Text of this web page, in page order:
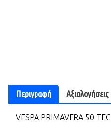
Περιγραφή
VESPA PRIMAVERA 50